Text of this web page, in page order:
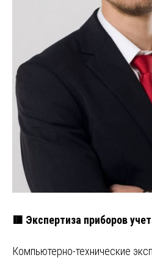
🟥 Экспертиза приборов
Компьютерно-технические